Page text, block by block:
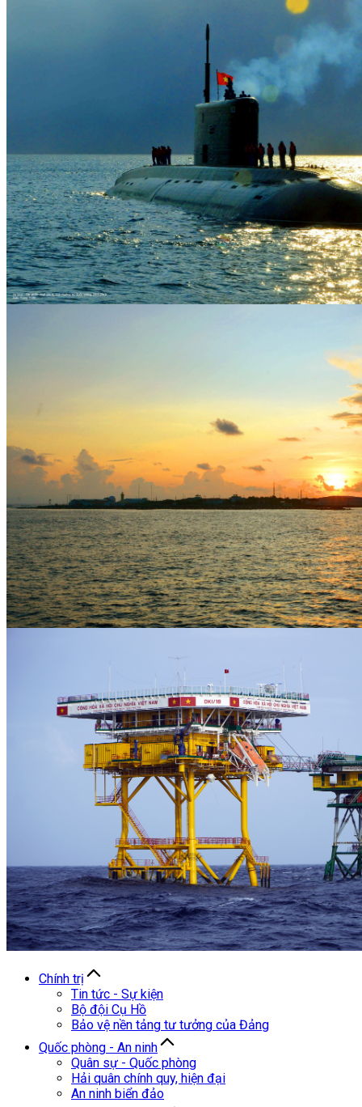
Chính trị
Tin tức - Sự kiện
Bộ đội Cụ Hồ
Bảo vệ nền tảng tư tưởng của Đảng
Quốc phòng - An ninh
Quân sự - Quốc phòng
Hải quân chính quy, hiện đại
An ninh biển đảo